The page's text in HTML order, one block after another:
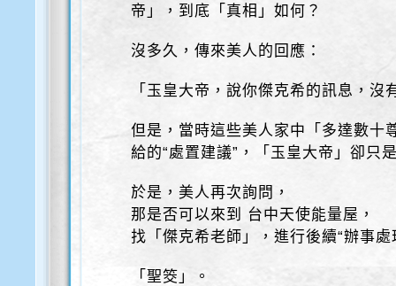
帝」，到底「真相」如何？
沒多久，傳來美人的回應：
「玉皇大帝，說你傑克希的訊息，沒
但是，當時這些美人家中「多達數十
給的“處置建議”，「玉皇大帝」卻只
於是，美人再次詢問，
那是否可以來到 台中天使能量屋，
找「傑克希老師」，進行後續“辦事處
「聖筊」。